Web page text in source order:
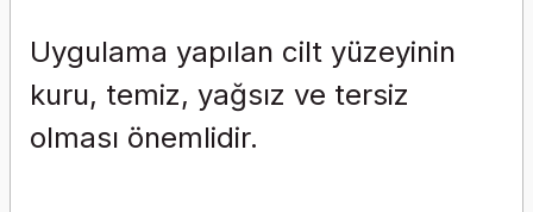
Uygulama yapılan cilt yüzeyinin
kuru, temiz, yağsız ve tersiz
olması önemlidir.